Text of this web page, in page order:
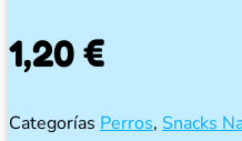
1,20 €
Categorías Perros, Snacks